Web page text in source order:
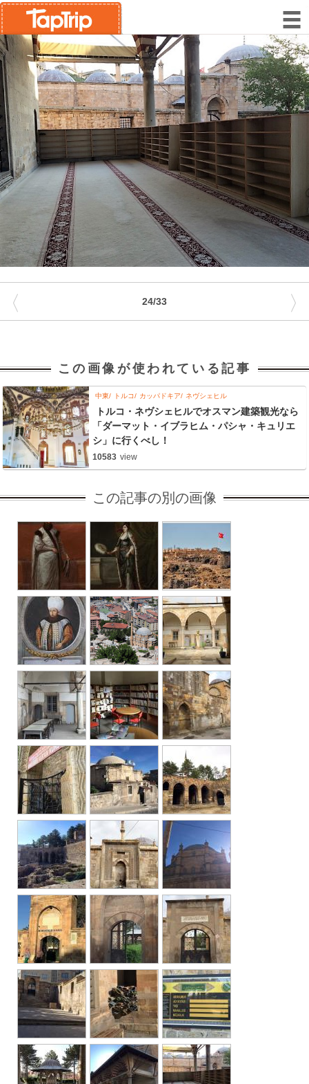
24/33
〈 〉
この画像が使われている記事
中東 トルコ カッパドキア ネヴシェヒル
トルコ・ネヴシェヒルでオスマン建築観光なら
「ダーマット・イブラヒム・パシャ・キュリエ
シ」に行くべし！
10583 view
この記事の別の画像